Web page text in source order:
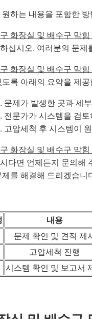
원하는 내용을 포함한
화장실 및 배수구 막힘
십시오. 여러분의 문제
화장실 및 배수구 막힘
도록 아래의 요약을 제공
문제가 발생한 곳과 세
전문가가 시스템을 검
고압세척 후 시스템이
화장실 및 배수구 막힘
다면 언제든지 문의해
제를 해결해 드리겠습니
내용
문제 확인 및 견적 제시
고압세척 진행
시스템 확인 및 보고서